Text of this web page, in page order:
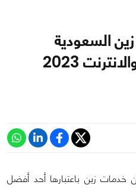
السعودية
2023
زين باعتبارها أحد أفضل